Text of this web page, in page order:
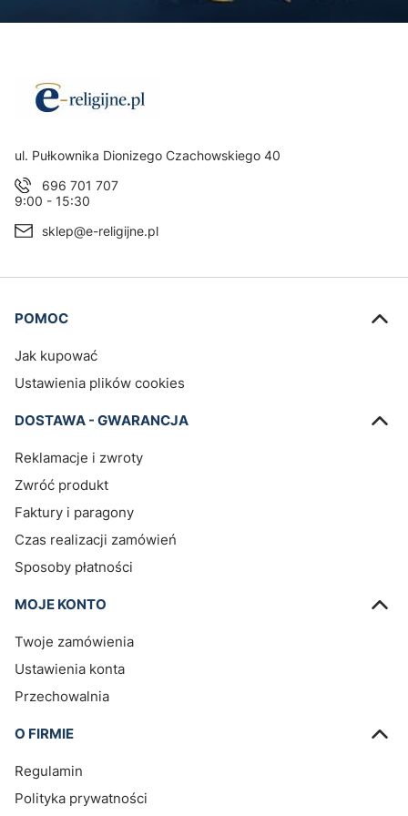
Adres:
ul. Pułkownika Dionizego Czachowskiego 40
696 701 707
9:00 - 15:30
sklep@e-religijne.pl
Linki w stopce
POMOC
Jak kupować
Ustawienia plików cookies
DOSTAWA - GWARANCJA
Reklamacje i zwroty
Zwróć produkt
Faktury i paragony
Czas realizacji zamówień
Sposoby płatności
MOJE KONTO
Twoje zamówienia
Ustawienia konta
Przechowalnia
O FIRMIE
Regulamin
Polityka prywatności